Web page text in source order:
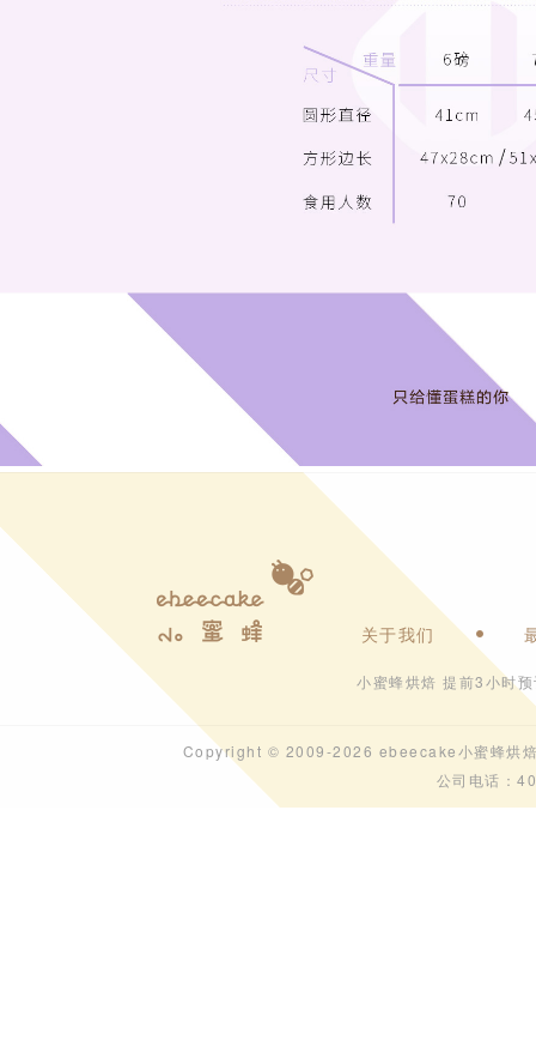
关于我们
小蜜蜂烘焙 提前3小时
Copyright © 2009-2026 ebeecake小蜜蜂烘
公司电话